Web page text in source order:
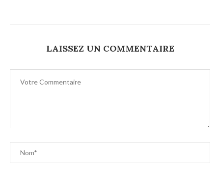
LAISSEZ UN COMMENTAIRE